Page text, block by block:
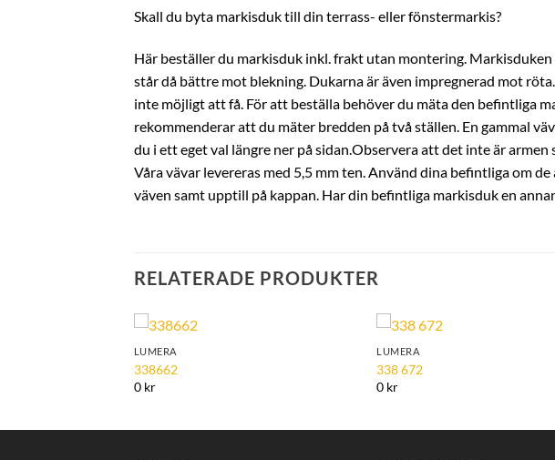
Skall du byta markisduk till din terrass- eller fönstermarkis?
Här beställer du markisduk inkl. frakt utan montering.
står då bättre mot blekning. Dukarna är även impregnerad mot
inte möjligt att få. För att beställa behöver du mäta den befintliga
rekommenderar att du mäter bredden på två ställen. En gammal
du i ett eget val längre ner på sidan.Observera att det inte är
Våra vävar levereras med 5,5 mm ten. Använd dina befintliga om
väven samt upptill på kappan. Har din befintliga markisduk en
RELATERADE PRODUKTER
LUMERA
338662
0 kr
LUMERA
338 672
0 kr